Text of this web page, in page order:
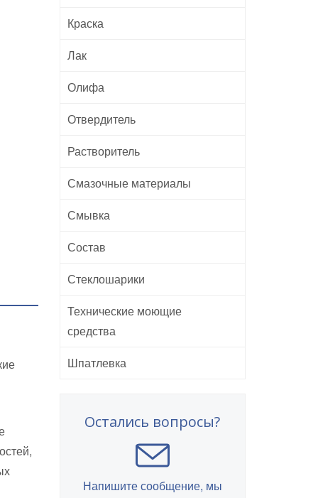
Краска
Лак
Олифа
Отвердитель
Растворитель
Смазочные материалы
Смывка
Состав
Стеклошарики
Технические моющие
средства
Шпатлевка
Остались вопросы?
Напишите сообщение, мы